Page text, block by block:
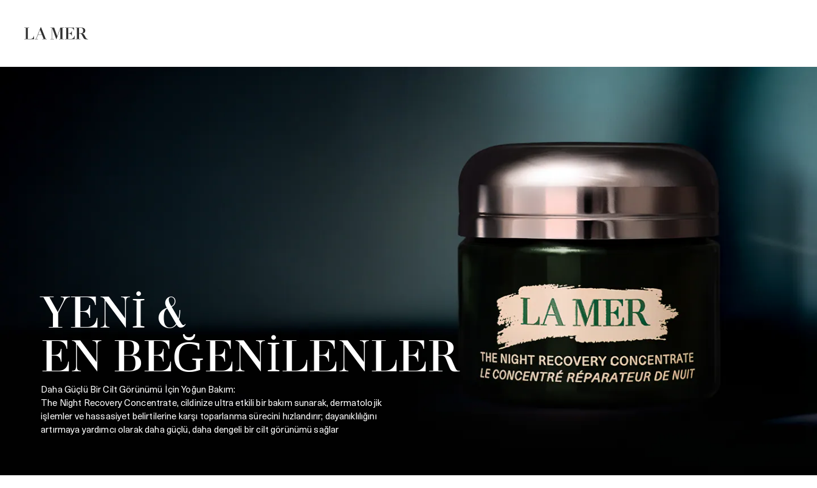
YENİ &
EN BEĞENİLENLER
Daha Güçlü Bir Cilt Görünümü İçin Yoğun Bakım:
The Night Recovery Concentrate, cildinize ultra etkili bir bakım sunarak, dermatolojik
işlemler ve hassasiyet belirtilerine karşı toparlanma sürecini hızlandırır; dayanıklılığını
artırmaya yardımcı olarak daha güçlü, daha dengeli bir cilt görünümü sağlar